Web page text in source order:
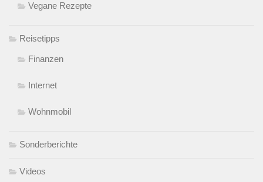
Vegane Rezepte
Reisetipps
Finanzen
Internet
Wohnmobil
Sonderberichte
Videos